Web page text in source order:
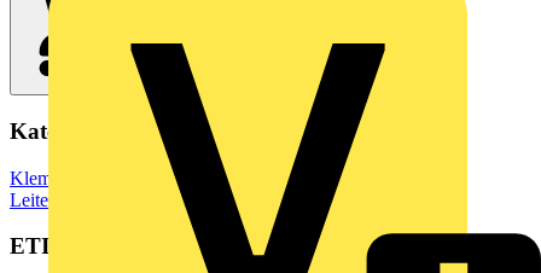
Kategorien
Klemmen, Steckverbinder & Verbindungselemente
Leiterplattensteckverbinder
ETIM Group